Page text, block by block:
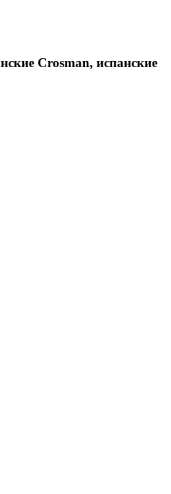
Crosman, испанские